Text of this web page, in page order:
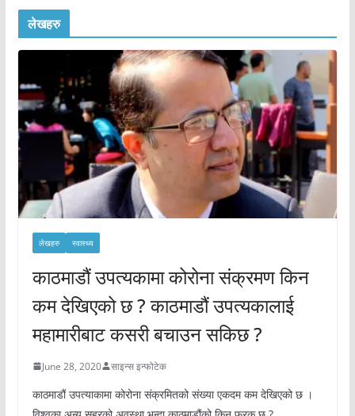
लेखहरु
लेखहरु स्वास्थ्य
काठमाडौं उपत्यकामा कोरोना संक्रमण किन
कम देखिएको छ ? काठमाडौं उपत्यकालाई
महामारीबाट कसरी बचाउन सकिछ ?
June 28, 2020 साइन्स इन्फोटेक
काठमाडौं उपत्याकामा कोरोना संक्रमितको संख्या एकदम कम देखिएको छ ।